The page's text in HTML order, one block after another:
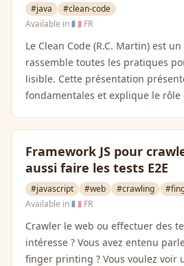
#java
#clean-code
Available in🇫🇷 FR
Le Clean Code (R.C. Martin) est
rassemble toutes les pratiques
lisible. Cette présentation
fondamentales et explique le rôle
Framework JS pour
aussi faire les tests E2E
#javascript #web #crawling
Available in🇫🇷 FR
Crawler le web ou effectuer des
intéresse ? Vous avez entenu
finger printing ? Vous voulez voir